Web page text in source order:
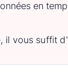
en
il vous suffit